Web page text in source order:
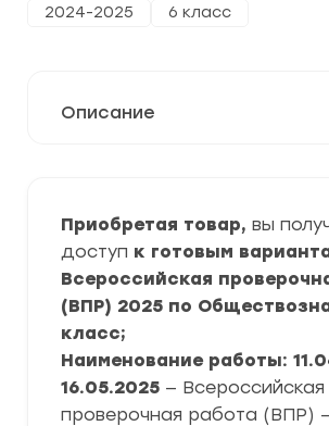
2024-2025 6 класс
Описание
Приобретая товар, вы
доступ к готовым
Всероссийская
(ВПР) 2025 по
класс;
Наименование работы:
16.05.2025 — Всероссийская
проверочная работа (ВПР)